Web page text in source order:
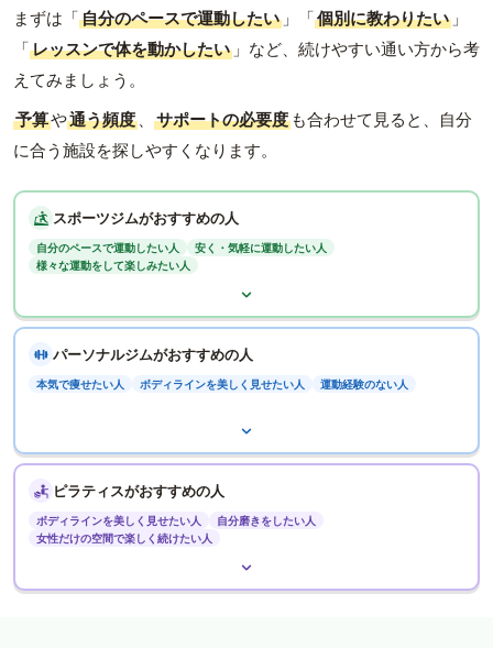
まずは「自分のペースで運動したい 」「個別に教わりたい 」
「レッスンで体を動かしたい 」など、続けやすい通い方から考
えてみましょう。
予算や通う頻度 、 サポートの必要度 も合わせて見ると、自分
に合う施設を探しやすくなります。
スポーツジムがおすすめの人
自分のペースで運動したい人
安く・気軽に運動したい人
様々な運動をして楽しみたい人
パーソナルジムがおすすめの人
本気で痩せたい人 ボディラインを美しく見せたい人 運動経験のない人
ピラティスがおすすめの人
ボディラインを美しく見せたい人
自分磨きをしたい人
女性だけの空間で楽しく続けたい人